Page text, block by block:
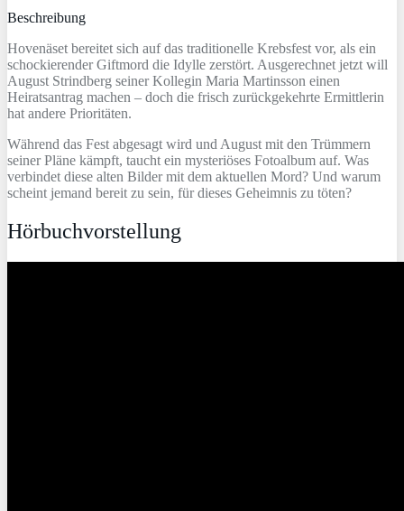
Beschreibung
Hovenäset bereitet sich auf das traditionelle Krebsfest vor, als ein
schockierender Giftmord die Idylle zerstört. Ausgerechnet jetzt will
August Strindberg seiner Kollegin Maria Martinsson einen
Heiratsantrag machen – doch die frisch zurückgekehrte Ermittlerin
hat andere Prioritäten.
Während das Fest abgesagt wird und August mit den Trümmern
seiner Pläne kämpft, taucht ein mysteriöses Fotoalbum auf. Was
verbindet diese alten Bilder mit dem aktuellen Mord? Und warum
scheint jemand bereit zu sein, für dieses Geheimnis zu töten?
Hörbuchvorstellung